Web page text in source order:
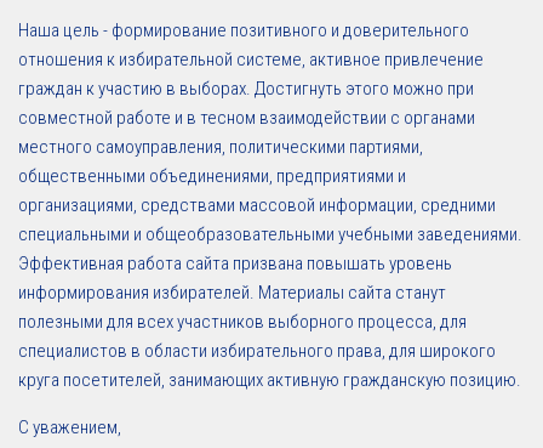
Наша цель - формирование позитивного и доверительного
отношения к избирательной системе, активное привлечение
граждан к участию в выборах. Достигнуть этого можно при
совместной работе и в тесном взаимодействии с органами
местного самоуправления, политическими партиями,
общественными объединениями, предприятиями и
организациями, средствами массовой информации, средними
специальными и общеобразовательными учебными заведениями.
Эффективная работа сайта призвана повышать уровень
информирования избирателей. Материалы сайта станут
полезными для всех участников выборного процесса, для
специалистов в области избирательного права, для широкого
круга посетителей, занимающих активную гражданскую позицию.
С уважением,